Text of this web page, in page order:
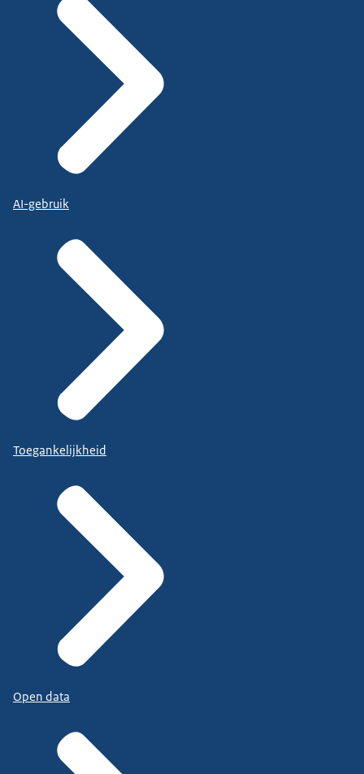
AI-gebruik
Toegankelijkheid
Open data